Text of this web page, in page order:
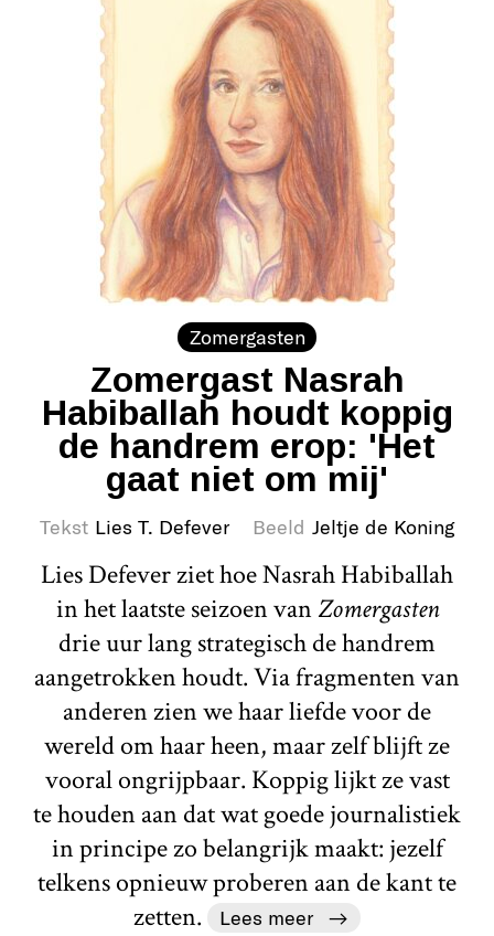
Zomergasten
Zomergast Nasrah
Habiballah houdt koppig
de handrem erop: 'Het
gaat niet om mij'
Tekst Lies T. Defever Beeld Jeltje de Koning
Lies Defever ziet hoe Nasrah Habiballah
in het laatste seizoen vanZomergasten
drie uur lang strategisch de handrem
aangetrokken houdt. Via fragmenten van
anderen zien we haar liefde voor de
wereld om haar heen, maar zelf blijft ze
vooral ongrijpbaar. Koppig lijkt ze vast
te houden aan dat wat goede journalistiek
in principe zo belangrijk maakt: jezelf
telkens opnieuw proberen aan de kant te
zetten.
Lees meer